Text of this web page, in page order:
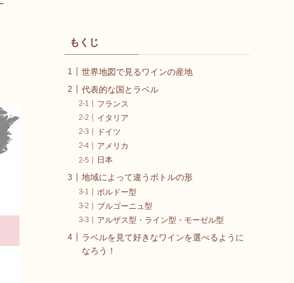
もくじ
世界地図で見るワインの産地
代表的な国とラベル
フランス
イタリア
ドイツ
アメリカ
日本
地域によって違うボトルの形
ボルドー型
ブルゴーニュ型
アルザス型・ライン型・モーゼル型
ラベルを見て好きなワインを選べるように
なろう！